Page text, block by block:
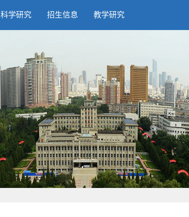
科学研究 招生信息 教学研究